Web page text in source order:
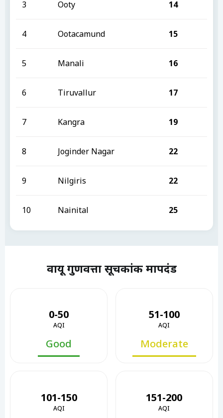
3 Ooty 14
4 Ootacamund 15
5 Manali 16
6 Tiruvallur 17
7 Kangra 19
8 Joginder Nagar 22
9 Nilgiris 22
10 Nainital 25
वायू गुणवत्ता सूचकांक मापदंड
0-50
AQI
Good
51-100
AQI
Moderate
101-150
AQI
151-200
AQI